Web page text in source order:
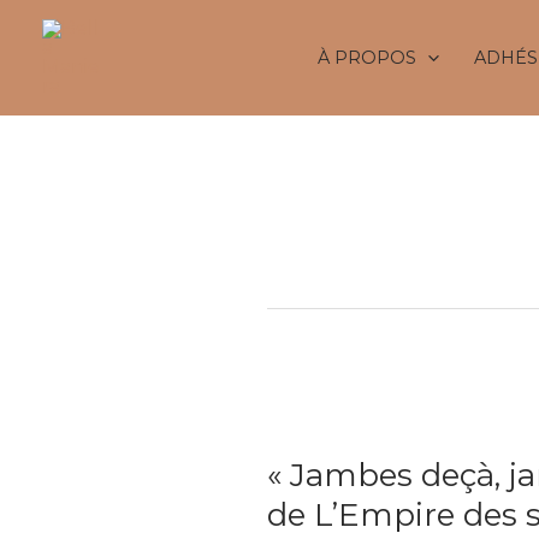
Aller
À PROPOS
« Jambes deçà,
de L’Empire des
jambes
delà »